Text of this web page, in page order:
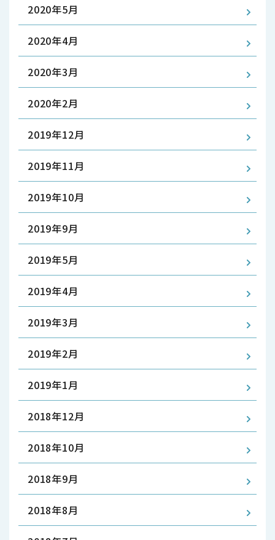
2020年5月
2020年4月
2020年3月
2020年2月
2019年12月
2019年11月
2019年10月
2019年9月
2019年5月
2019年4月
2019年3月
2019年2月
2019年1月
2018年12月
2018年10月
2018年9月
2018年8月